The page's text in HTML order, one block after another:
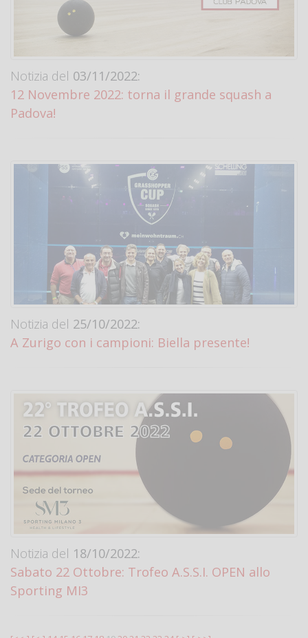
Notizia del 03/11/2022:
12 Novembre 2022: torna il grande squash a
Padova!
Notizia del 25/10/2022:
A Zurigo con i campioni: Biella presente!
Notizia del 18/10/2022:
Sabato 22 Ottobre: Trofeo A.S.S.I. OPEN allo
Sporting MI3